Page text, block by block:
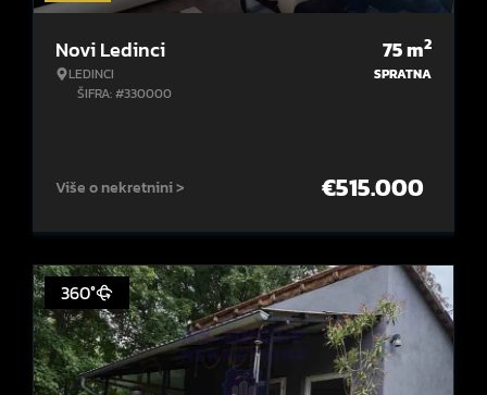
Novi Ledinci
LEDINCI
ŠIFRA: #330000
75m2
SPRATNA
Više o nekretnini > €515.000
360°